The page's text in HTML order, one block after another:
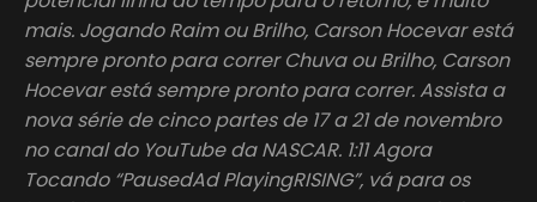
mais. Jogando Raim ou Brilho, Carson Hocevar está
sempre pronto para correr Chuva ou Brilho, Carson
Hocevar está sempre pronto para correr. Assista a
nova série de cinco partes de 17 a 21 de novembro
no canal do YouTube da NASCAR. 1:11 Agora
Tocando “PausedAd PlayingRISING”, vá para os